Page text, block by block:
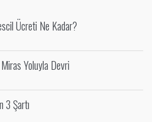
Ücreti Ne Kadar?
Yoluyla Devri
3 Şartı